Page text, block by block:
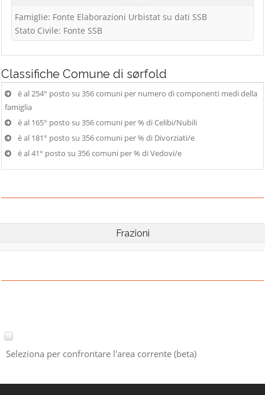
Famiglie: Fonte Elaborazioni Urbistat su dati SSB
Stato Civile: Fonte SSB
Classifiche Comune di sørfold
è al 254° posto su 356 comuni per numero di componenti medi della
famiglia
è al 165° posto su 356 comuni per % di Celibi/Nubili
è al 181° posto su 356 comuni per % di Divorziati/e
è al 41° posto su 356 comuni per % di Vedovi/e
Frazioni
Seleziona per confrontare l'area corrente (beta)